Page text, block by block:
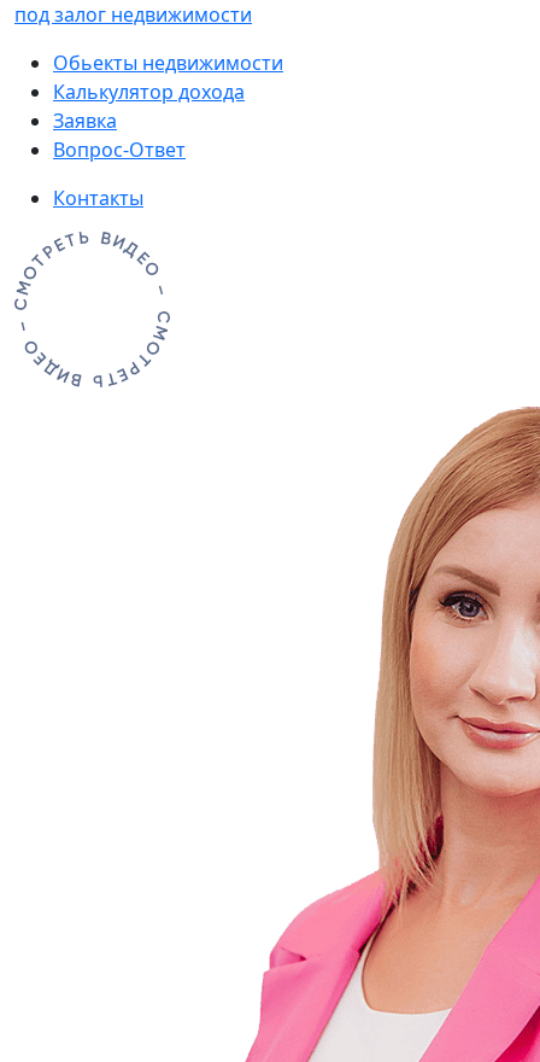
под залог недвижимости
Обьекты недвижимости
Калькулятор дохода
Заявка
Вопрос-Ответ
Контакты